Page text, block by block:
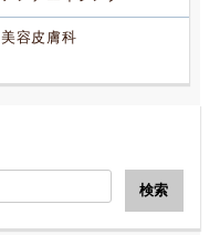
美容皮膚科